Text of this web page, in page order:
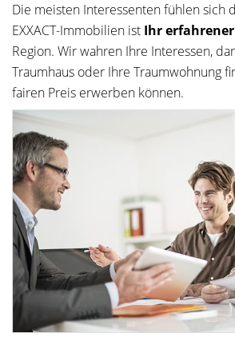
Die meisten Interessenten fühlen sich
EXXACT-Immobilien ist Ihr
Region. Wir wahren Ihre Interessen,
Traumhaus oder Ihre Traumwohnung
fairen Preis erwerben können.